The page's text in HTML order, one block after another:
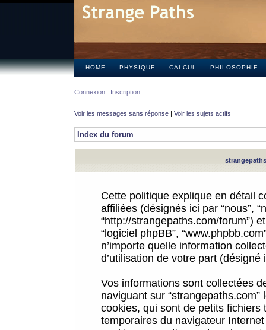
HOME PHYSIQUE CALCUL PHILOSOPHIE
Connexion Inscription
Voir les messages sans réponse | Voir les sujets actifs
Index du forum
Cette politique explique en détail
affiliées (désignés ici par “nous”,
“http://strangepaths.com/forum”)
“logiciel phpBB”,
n’importe quelle information
d’utilisation de votre part (désigné
Vos informations sont collectées
naviguant sur
cookies, qui sont de petits
temporaires du navigateur